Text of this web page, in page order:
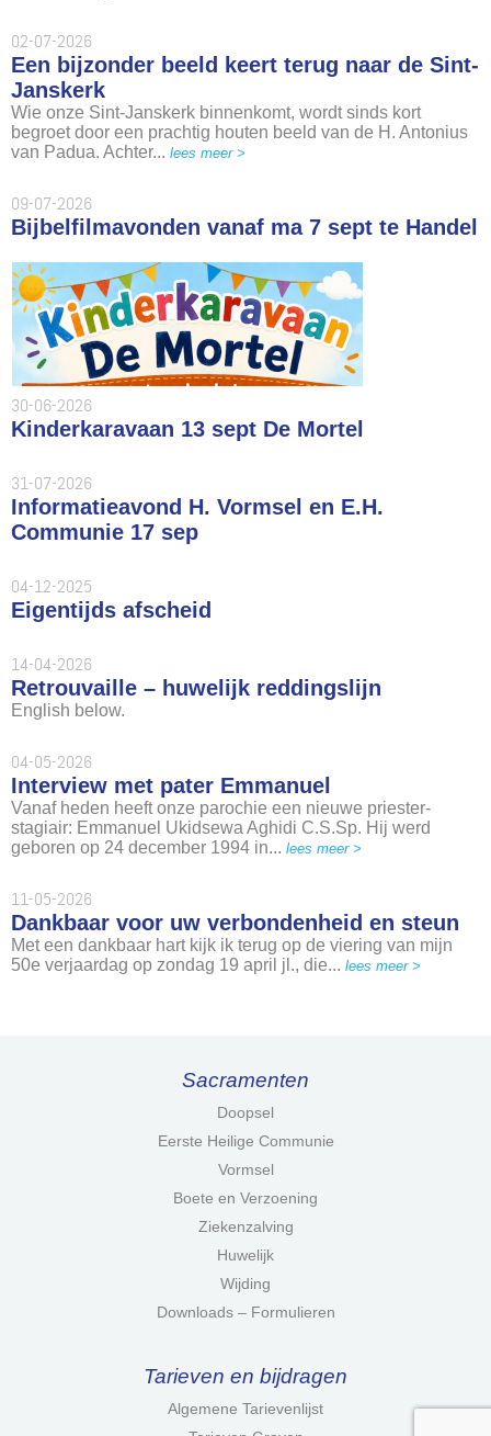
02-07-2026
Een bijzonder beeld keert terug naar de Sint-
Janskerk
Wie onze Sint-Janskerk binnenkomt, wordt sinds kort
begroet door een prachtig houten beeld van de H. Antonius
van Padua. Achter... lees meer >
09-07-2026
Bijbelfilmavonden vanaf ma 7 sept te Handel
30-06-2026
Kinderkaravaan 13 sept De Mortel
31-07-2026
Informatieavond H. Vormsel en E.H.
Communie 17 sep
04-12-2025
Eigentijds afscheid
14-04-2026
Retrouvaille – huwelijk reddingslijn
English below.
04-05-2026
Interview met pater Emmanuel
Vanaf heden heeft onze parochie een nieuwe priester-
stagiair: Emmanuel Ukidsewa Aghidi C.S.Sp. Hij werd
geboren op 24 december 1994 in... lees meer >
11-05-2026
Dankbaar voor uw verbondenheid en steun
Met een dankbaar hart kijk ik terug op de viering van mijn
50e verjaardag op zondag 19 april jl., die... lees meer >
Sacramenten
Doopsel
Eerste Heilige Communie
Vormsel
Boete en Verzoening
Ziekenzalving
Huwelijk
Wijding
Downloads – Formulieren
Tarieven en bijdragen
Algemene Tarievenlijst